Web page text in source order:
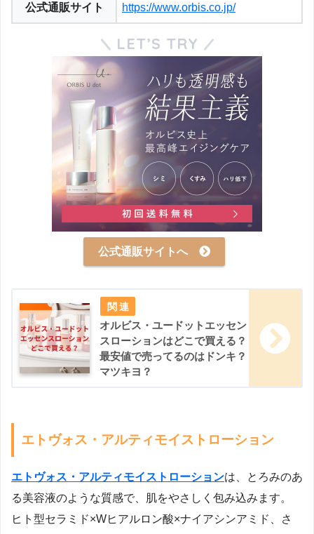
公式通販サイト https://www.orbis.co.jp/
LET’S TRY
公式通販サイトへ
オルビス・ユードットエッセン
スローションはどこで買える？
最安値で売ってるのはドンキ？
マツキヨ？
エトヴォス・アルティモイストローション
エトヴォス・アルティモイストローションは、とろみのあ
る美容液のような質感で、肌をやさしく包み込みます。
ヒト型セラミド×Wヒアルロン酸×ナイアシンアミド、さ